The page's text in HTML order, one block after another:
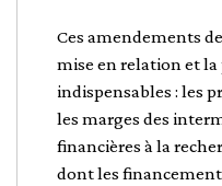
Ces amendements
mise en relation et
indispensables : les
les marges des
financières à la
dont les